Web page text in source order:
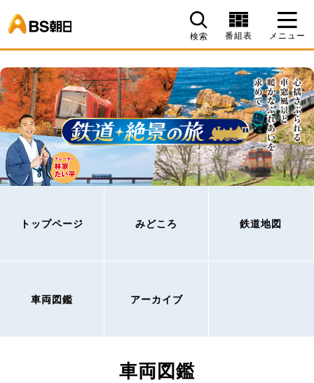
検索 番組表 メニュー
トップページ みどころ 鉄道地図
車両図鑑 アーカイブ
車両図鑑